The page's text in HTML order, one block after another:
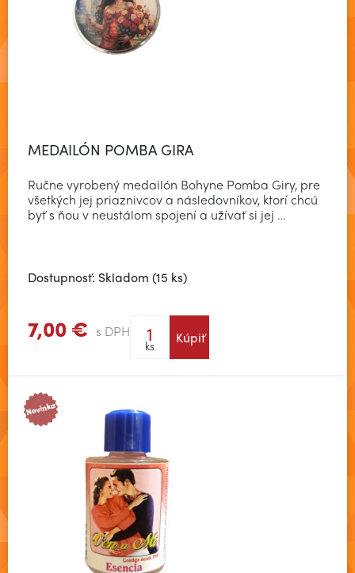
MEDAILÓN POMBA GIRA
Ručne vyrobený medailón Bohyne Pomba Giry, pre
všetkých jej priaznivcov a následovníkov, ktorí chcú
byť s ňou v neustálom spojení a užívať si jej …
Dostupnosť: Skladom (15 ks)
7,00 € s DPH
ks Kúpiť
Zobraziť viac